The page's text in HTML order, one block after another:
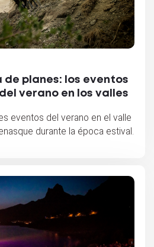
de planes: los eventos
verano en los valles
eventos del verano en el valle
durante la época estival.